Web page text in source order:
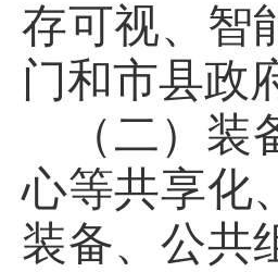
存可视、智
门和市县政
（二）
心等共享化
装备、公共